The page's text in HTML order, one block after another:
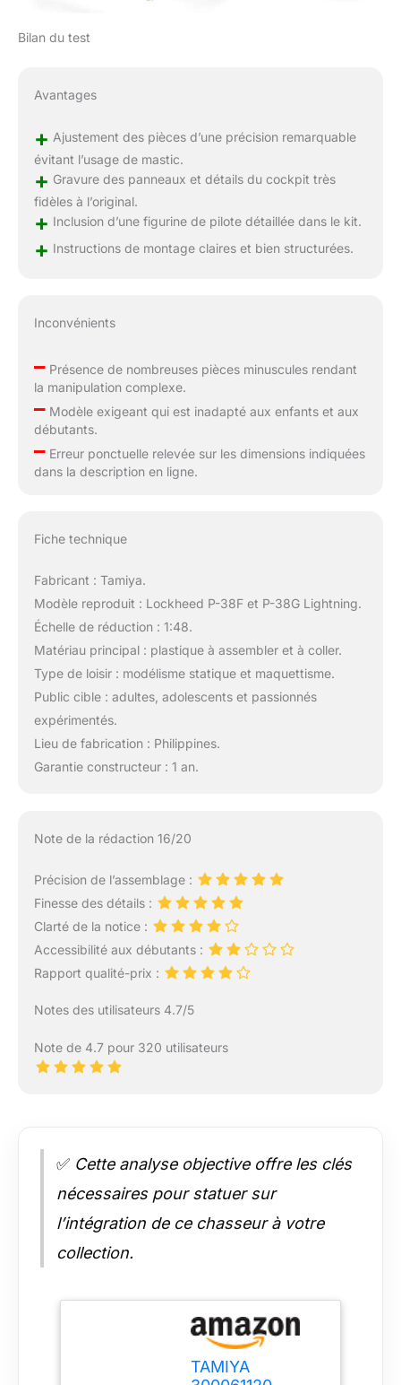
Bilan du test
Avantages
+ Ajustement des pièces d’une précision remarquable
évitant l’usage de mastic.
+ Gravure des panneaux et détails du cockpit très
fidèles à l’original.
+ Inclusion d’une figurine de pilote détaillée dans le kit.
+ Instructions de montage claires et bien structurées.
Inconvénients
–Présence de nombreuses pièces minuscules rendant
la manipulation complexe.
–Modèle exigeant qui est inadapté aux enfants et aux
débutants.
–Erreur ponctuelle relevée sur les dimensions indiquées
dans la description en ligne.
Fiche technique
Fabricant : Tamiya.
Modèle reproduit : Lockheed P-38F et P-38G Lightning.
Échelle de réduction : 1:48.
Matériau principal : plastique à assembler et à coller.
Type de loisir : modélisme statique et maquettisme.
Public cible : adultes, adolescents et passionnés
expérimentés.
Lieu de fabrication : Philippines.
Garantie constructeur : 1 an.
Note de la rédaction 16/20
Précision de l’assemblage :
Finesse des détails :
Clarté de la notice :
Accessibilité aux débutants :
Rapport qualité-prix :
Notes des utilisateurs 4.7/5
Note de 4.7 pour 320 utilisateurs
✅ Cette analyse objective offre les clés
nécessaires pour statuer sur
l’intégration de ce chasseur à votre
collection.
TAMIYA